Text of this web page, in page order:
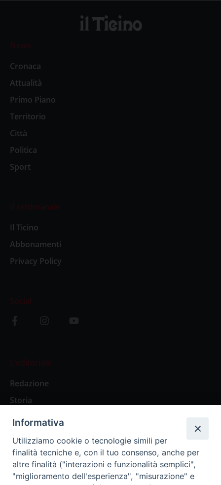
News
Cronaca
Attualità
Primo Piano
Territorio
Città
Politica
Sport
Il settimanale
Il Ticino
Abbonamenti
Privacy Policy
Social
L’editoriale
Redazione
Storia
Abbonamenti
Abbonamento Annuale Digitale
Abbonamento Annuale Cartaceo
Informativa
Utilizziamo cookie o tecnologie simili per
finalità tecniche e, con il tuo consenso, anche per
altre finalità ("interazioni e funzionalità semplici",
"miglioramento dell'esperienza", "misurazione" e